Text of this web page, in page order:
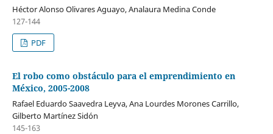
Héctor Alonso Olivares Aguayo, Analaura Medina Conde
127-144
PDF
El robo como obstáculo para el emprendimiento en
México, 2005-2008
Rafael Eduardo Saavedra Leyva, Ana Lourdes Morones Carrillo,
Gilberto Martínez Sidón
145-163